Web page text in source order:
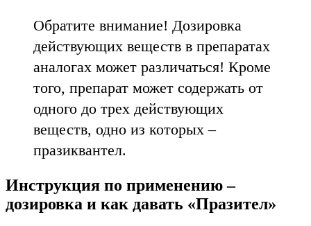
Обратите внимание! Дозировка
действующих веществ в препаратах
аналогах может различаться! Кроме
того, препарат может содержать от
одного до трех действующих
веществ, одно из которых –
празиквантел.
Инструкция по применению –
дозировка и как давать «Празител»